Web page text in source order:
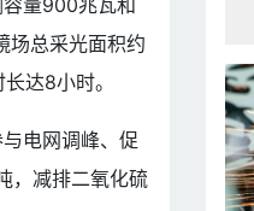
场总采光面积约
达8小时。
电网调峰、促
，减排二氧化硫